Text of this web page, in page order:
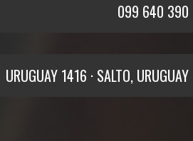
099 640 390
URUGUAY 1416 · SALTO, URUGUAY